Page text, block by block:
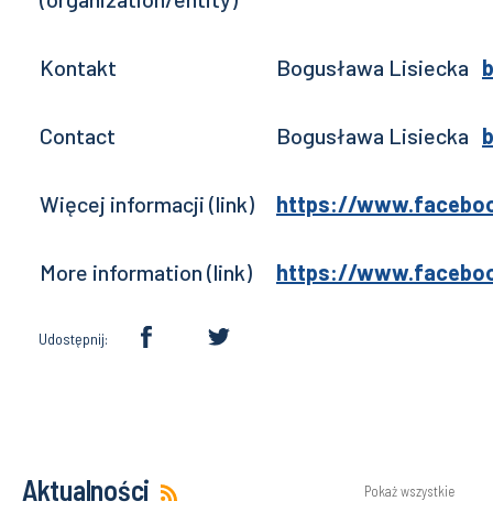
Kontakt Bogusława Lisiecka
Contact Bogusława Lisiecka
Więcej informacji (link) https://
More information (link) https://
Udostępnij:
Aktualności Pokaż wszystkie